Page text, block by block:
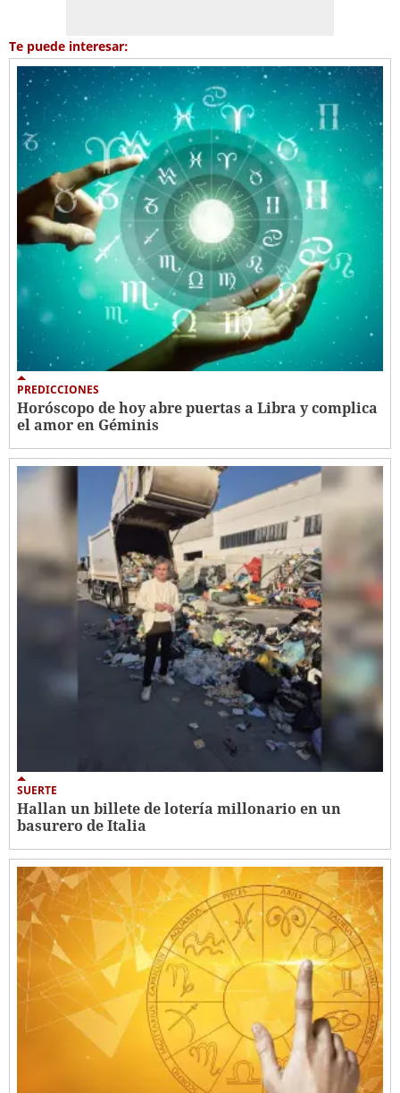
Te puede interesar:
PREDICCIONES
Horóscopo de hoy abre puertas a Libra y complica
el amor en Géminis
SUERTE
Hallan un billete de lotería millonario en un
basurero de Italia